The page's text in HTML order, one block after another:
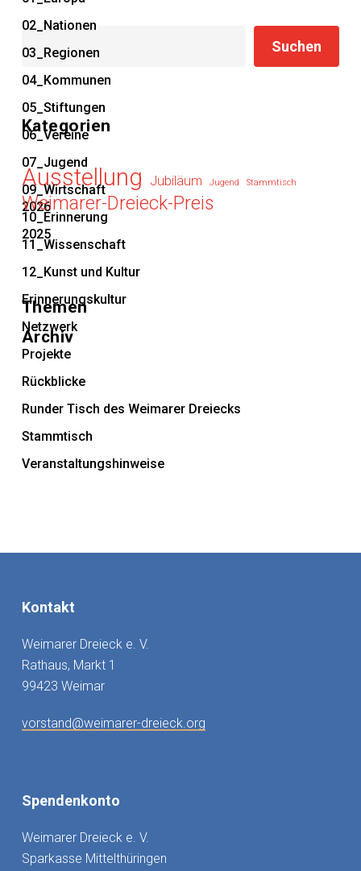
Suchen
Suchen
Kategorien
02_Nationen
03_Regionen
04_Kommunen
05_Stiftungen
06_Vereine
07_Jugend
09_Wirtschaft
10_Erinnerung
11_Wissenschaft
12_Kunst und Kultur
Erinnerungskultur
Netzwerk
Projekte
Rückblicke
Runder Tisch des Weimarer Dreiecks
Stammtisch
Veranstaltungshinweise
Archiv
2026
2025
Themen
Ausstellung Jubiläum Jugend Stammtisch
Weimarer-Dreieck-Preis
Kontakt
Weimarer Dreieck e. V.
Rathaus, Markt 1
99423 Weimar
vorstand@weimarer-dreieck.org
Spendenkonto
Weimarer Dreieck e. V.
Sparkasse Mittelthüringen